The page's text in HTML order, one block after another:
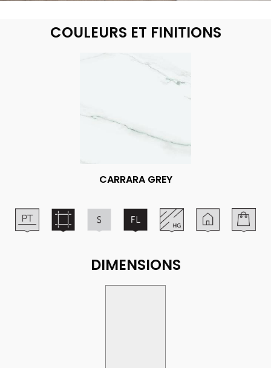
COULEURS ET FINITIONS
CARRARA GREY
DIMENSIONS